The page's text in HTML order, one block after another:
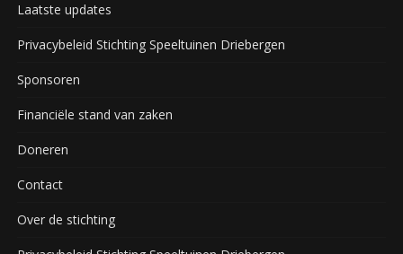
Laatste updates
Privacybeleid Stichting Speeltuinen Driebergen
Sponsoren
Financiële stand van zaken
Doneren
Contact
Over de stichting